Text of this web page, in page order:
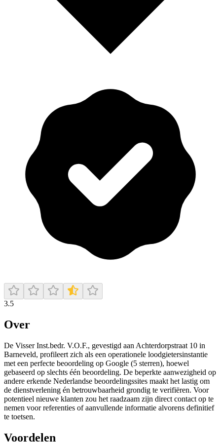
3.5
Over
De Visser Inst.bedr. V.O.F., gevestigd aan Achterdorpstraat 10 in
Barneveld, profileert zich als een operationele loodgietersinstantie
met een perfecte beoordeling op Google (5 sterren), hoewel
gebaseerd op slechts één beoordeling. De beperkte aanwezigheid op
andere erkende Nederlandse beoordelingssites maakt het lastig om
de dienstverlening én betrouwbaarheid grondig te verifiëren. Voor
potentieel nieuwe klanten zou het raadzaam zijn direct contact op te
nemen voor referenties of aanvullende informatie alvorens definitief
te toetsen.
Voordelen